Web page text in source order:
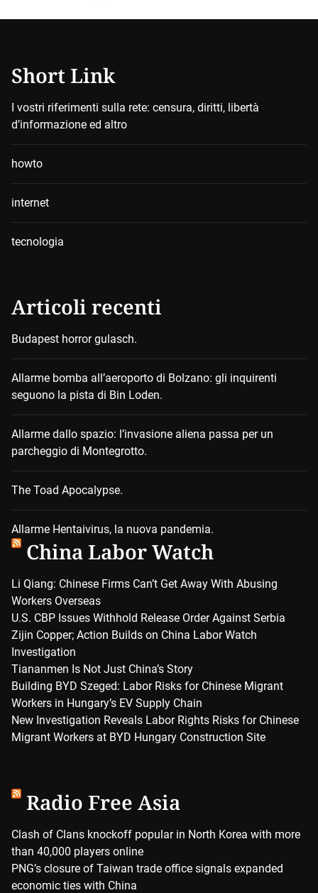
Short Link
I vostri riferimenti sulla rete: censura, diritti, libertà
d’informazione ed altro
howto
internet
tecnologia
Articoli recenti
Budapest horror gulasch.
Allarme bomba all’aeroporto di Bolzano: gli inquirenti
seguono la pista di Bin Loden.
Allarme dallo spazio: l’invasione aliena passa per un
parcheggio di Montegrotto.
The Toad Apocalypse.
Allarme Hentaivirus, la nuova pandemia.
China Labor Watch
Li Qiang: Chinese Firms Can’t Get Away With Abusing
Workers Overseas
U.S. CBP Issues Withhold Release Order Against Serbia
Zijin Copper; Action Builds on China Labor Watch
Investigation
Tiananmen Is Not Just China’s Story
Building BYD Szeged: Labor Risks for Chinese Migrant
Workers in Hungary’s EV Supply Chain
New Investigation Reveals Labor Rights Risks for Chinese
Migrant Workers at BYD Hungary Construction Site
Radio Free Asia
Clash of Clans knockoff popular in North Korea with more
than 40,000 players online
PNG’s closure of Taiwan trade office signals expanded
economic ties with China